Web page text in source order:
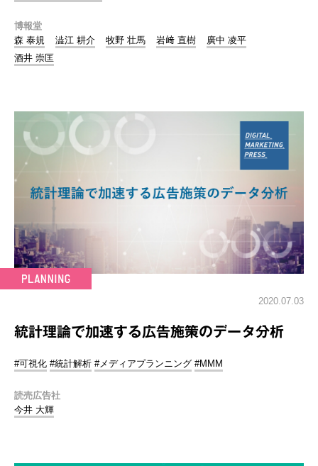
博報堂
森 泰規
澁江 耕介 牧野 壮馬 岩﨑 直樹
廣中 凌平
酒井 崇匡
2020.07.03
統計理論で加速する広告施策のデータ分析
#可視化 #統計解析 #メディアプランニング #MMM
読売広告社
今井 大輝